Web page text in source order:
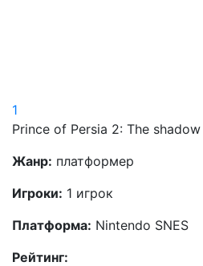
1
Prince of Persia 2: The
Жанр: платформер
Игроки: 1 игрок
Платформа: Nintendo SNES
Рейтинг: